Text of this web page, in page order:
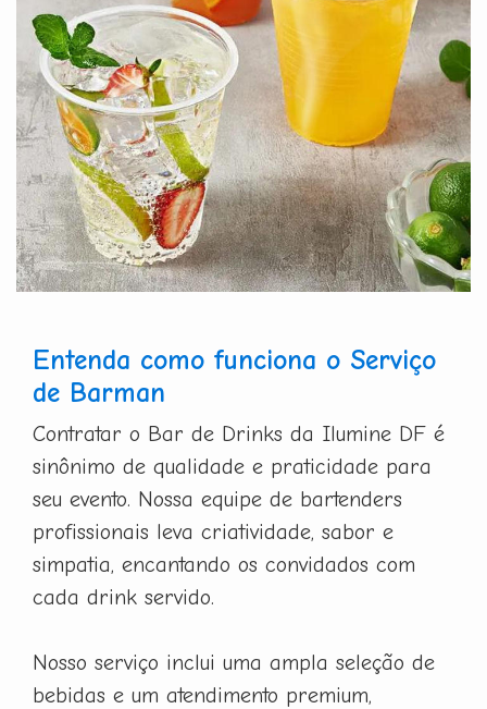
Entenda como funciona o Serviço
de Barman
Contratar o Bar de Drinks da Ilumine DF é
sinônimo de qualidade e praticidade para
seu evento. Nossa equipe de bartenders
profissionais leva criatividade, sabor e
simpatia, encantando os convidados com
cada drink servido.
Nosso serviço inclui uma ampla seleção de
bebidas e um atendimento premium,